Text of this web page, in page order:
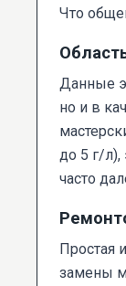
Что
Данные
но и в
до 5 г/л),
часто
Простая
замены